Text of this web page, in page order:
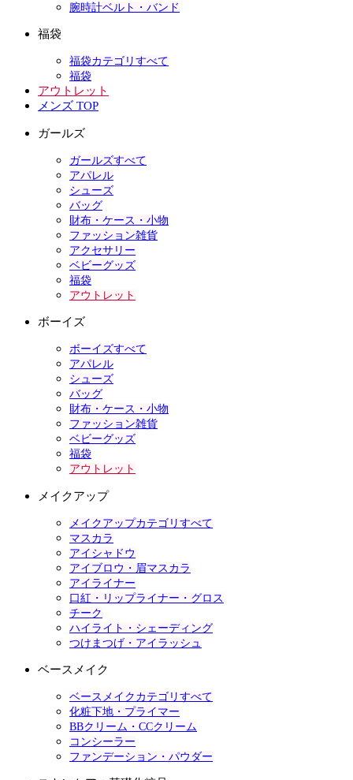
腕時計ベルト・バンド
福袋
福袋カテゴリすべて
福袋
アウトレット
メンズ TOP
ガールズ
ガールズすべて
アパレル
シューズ
バッグ
財布・ケース・小物
ファッション雑貨
アクセサリー
ベビーグッズ
福袋
アウトレット
ボーイズ
ボーイズすべて
アパレル
シューズ
バッグ
財布・ケース・小物
ファッション雑貨
ベビーグッズ
福袋
アウトレット
メイクアップ
メイクアップカテゴリすべて
マスカラ
アイシャドウ
アイブロウ・眉マスカラ
アイライナー
口紅・リップライナー・グロス
チーク
ハイライト・シェーディング
つけまつげ・アイラッシュ
ベースメイク
ベースメイクカテゴリすべて
化粧下地・プライマー
BBクリーム・CCクリーム
コンシーラー
ファンデーション・パウダー